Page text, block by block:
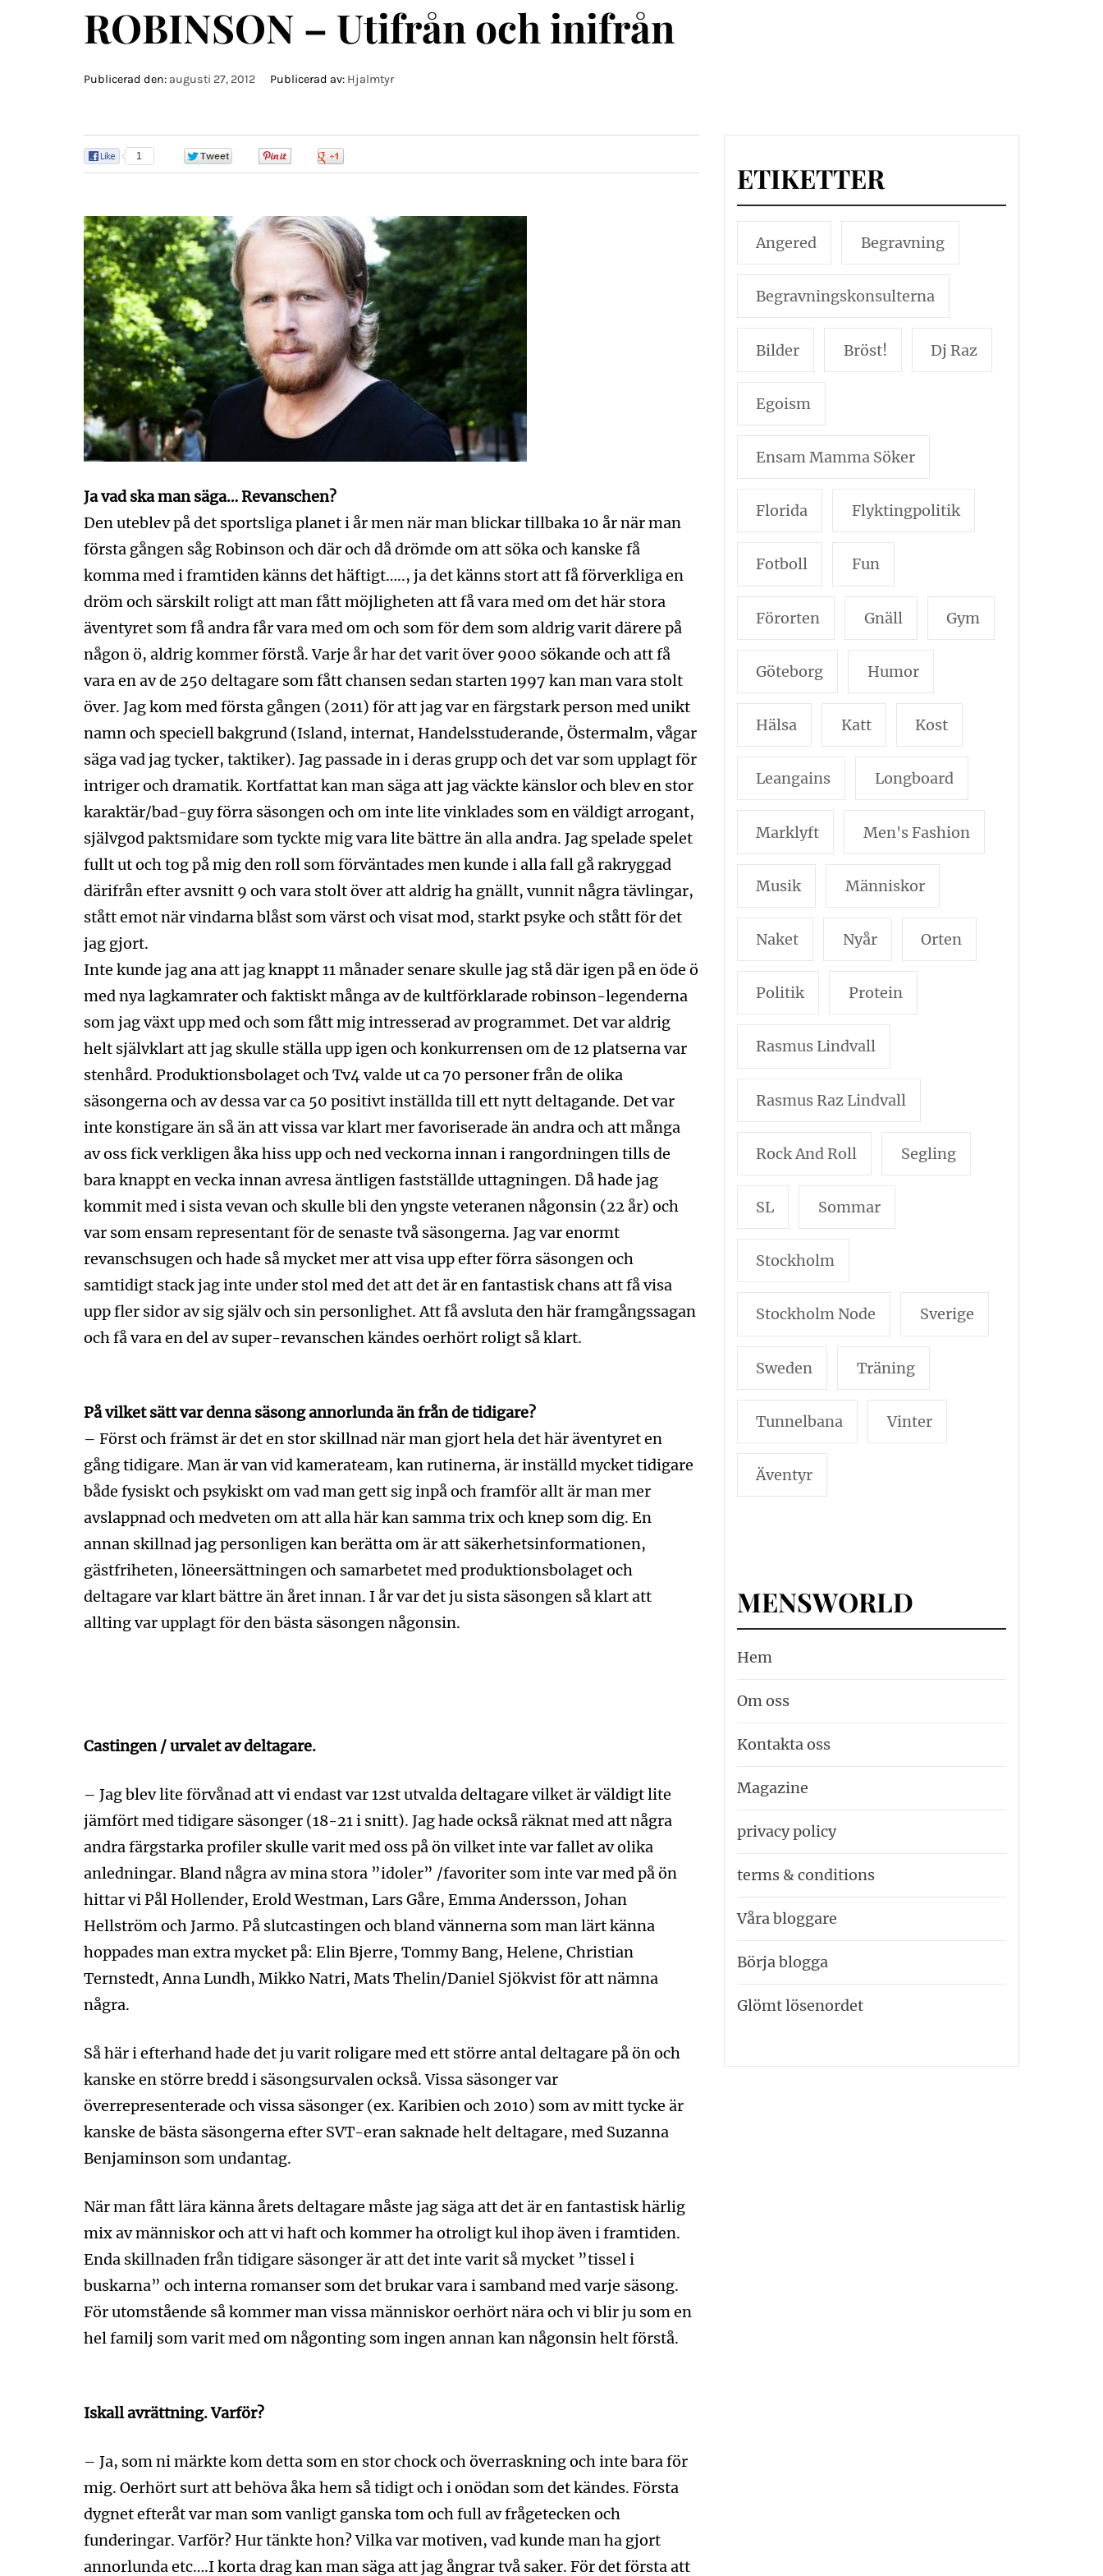
ROBINSON – Utifrån och inifrån
Publicerad den: augusti 27, 2012 Publicerad av: Hjalmtyr
1
Ja vad ska man säga… Revanschen?
Den uteblev på det sportsliga planet i år men när man blickar tillbaka 10 år när man
första gången såg Robinson och där och då drömde om att söka och kanske få
komma med i framtiden känns det häftigt….., ja det känns stort att få förverkliga en
dröm och särskilt roligt att man fått möjligheten att få vara med om det här stora
äventyret som få andra får vara med om och som för dem som aldrig varit därere på
någon ö, aldrig kommer förstå. Varje år har det varit över 9000 sökande och att få
vara en av de 250 deltagare som fått chansen sedan starten 1997 kan man vara stolt
över. Jag kom med första gången (2011) för att jag var en färgstark person med unikt
namn och speciell bakgrund (Island, internat, Handelsstuderande, Östermalm, vågar
säga vad jag tycker, taktiker). Jag passade in i deras grupp och det var som upplagt för
intriger och dramatik. Kortfattat kan man säga att jag väckte känslor och blev en stor
karaktär/bad-guy förra säsongen och om inte lite vinklades som en väldigt arrogant,
självgod paktsmidare som tyckte mig vara lite bättre än alla andra. Jag spelade spelet
fullt ut och tog på mig den roll som förväntades men kunde i alla fall gå rakryggad
därifrån efter avsnitt 9 och vara stolt över att aldrig ha gnällt, vunnit några tävlingar,
stått emot när vindarna blåst som värst och visat mod, starkt psyke och stått för det
jag gjort.
Inte kunde jag ana att jag knappt 11 månader senare skulle jag stå där igen på en öde ö
med nya lagkamrater och faktiskt många av de kultförklarade robinson-legenderna
som jag växt upp med och som fått mig intresserad av programmet. Det var aldrig
helt självklart att jag skulle ställa upp igen och konkurrensen om de 12 platserna var
stenhård. Produktionsbolaget och Tv4 valde ut ca 70 personer från de olika
säsongerna och av dessa var ca 50 positivt inställda till ett nytt deltagande. Det var
inte konstigare än så än att vissa var klart mer favoriserade än andra och att många
av oss fick verkligen åka hiss upp och ned veckorna innan i rangordningen tills de
bara knappt en vecka innan avresa äntligen fastställde uttagningen. Då hade jag
kommit med i sista vevan och skulle bli den yngste veteranen någonsin (22 år) och
var som ensam representant för de senaste två säsongerna. Jag var enormt
revanschsugen och hade så mycket mer att visa upp efter förra säsongen och
samtidigt stack jag inte under stol med det att det är en fantastisk chans att få visa
upp fler sidor av sig själv och sin personlighet. Att få avsluta den här framgångssagan
och få vara en del av super-revanschen kändes oerhört roligt så klart.
På vilket sätt var denna säsong annorlunda än från de tidigare?
– Först och främst är det en stor skillnad när man gjort hela det här äventyret en
gång tidigare. Man är van vid kamerateam, kan rutinerna, är inställd mycket tidigare
både fysiskt och psykiskt om vad man gett sig inpå och framför allt är man mer
avslappnad och medveten om att alla här kan samma trix och knep som dig. En
annan skillnad jag personligen kan berätta om är att säkerhetsinformationen,
gästfriheten, löneersättningen och samarbetet med produktionsbolaget och
deltagare var klart bättre än året innan. I år var det ju sista säsongen så klart att
allting var upplagt för den bästa säsongen någonsin.
Castingen / urvalet av deltagare.
– Jag blev lite förvånad att vi endast var 12st utvalda deltagare vilket är väldigt lite
jämfört med tidigare säsonger (18-21 i snitt). Jag hade också räknat med att några
andra färgstarka profiler skulle varit med oss på ön vilket inte var fallet av olika
anledningar. Bland några av mina stora ”idoler” /favoriter som inte var med på ön
hittar vi Pål Hollender, Erold Westman, Lars Gåre, Emma Andersson, Johan
Hellström och Jarmo. På slutcastingen och bland vännerna som man lärt känna
hoppades man extra mycket på: Elin Bjerre, Tommy Bang, Helene, Christian
Ternstedt, Anna Lundh, Mikko Natri, Mats Thelin/Daniel Sjökvist för att nämna
några.
Så här i efterhand hade det ju varit roligare med ett större antal deltagare på ön och
kanske en större bredd i säsongsurvalen också. Vissa säsonger var
överrepresenterade och vissa säsonger (ex. Karibien och 2010) som av mitt tycke är
kanske de bästa säsongerna efter SVT-eran saknade helt deltagare, med Suzanna
Benjaminson som undantag.
När man fått lära känna årets deltagare måste jag säga att det är en fantastisk härlig
mix av människor och att vi haft och kommer ha otroligt kul ihop även i framtiden.
Enda skillnaden från tidigare säsonger är att det inte varit så mycket ”tissel i
buskarna” och interna romanser som det brukar vara i samband med varje säsong.
För utomstående så kommer man vissa människor oerhört nära och vi blir ju som en
hel familj som varit med om någonting som ingen annan kan någonsin helt förstå.
Iskall avrättning. Varför?
– Ja, som ni märkte kom detta som en stor chock och överraskning och inte bara för
mig. Oerhört surt att behöva åka hem så tidigt och i onödan som det kändes. Första
dygnet efteråt var man som vanligt ganska tom och full av frågetecken och
funderingar. Varför? Hur tänkte hon? Vilka var motiven, vad kunde man ha gjort
annorlunda etc….I korta drag kan man säga att jag ångrar två saker. För det första att
ETIKETTER
Angered Begravning
Begravningskonsulterna
Bilder Bröst! Dj Raz
Egoism
Ensam Mamma Söker
Florida Flyktingpolitik
Fotboll Fun
Förorten Gnäll Gym
Göteborg Humor
Hälsa Katt Kost
Leangains Longboard
Marklyft Men's Fashion
Musik Människor
Naket Nyår Orten
Politik Protein
Rasmus Lindvall
Rasmus Raz Lindvall
Rock And Roll Segling
SL Sommar
Stockholm
Stockholm Node Sverige
Sweden Träning
Tunnelbana Vinter
Äventyr
MENSWORLD
Hem
Om oss
Kontakta oss
Magazine
privacy policy
terms & conditions
Våra bloggare
Börja blogga
Glömt lösenordet